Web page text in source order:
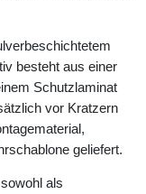
besteht aus einer
Schutzlaminat
vor Kratzern
geliefert.
als